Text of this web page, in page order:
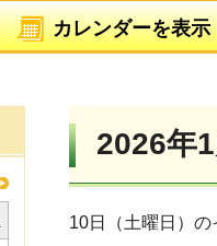
カレンダーを表示
2026年1
10日（土曜日）の